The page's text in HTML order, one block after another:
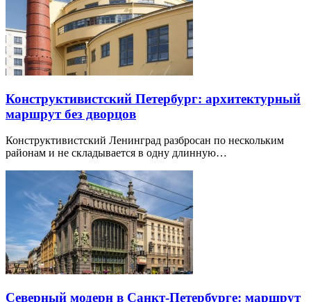
Конструктивистский Петербург: архитектурный
маршрут без дворцов
Конструктивистский Ленинград разбросан по нескольким
районам и не складывается в одну длинную…
Северный модерн в Санкт-Петербурге: маршрут